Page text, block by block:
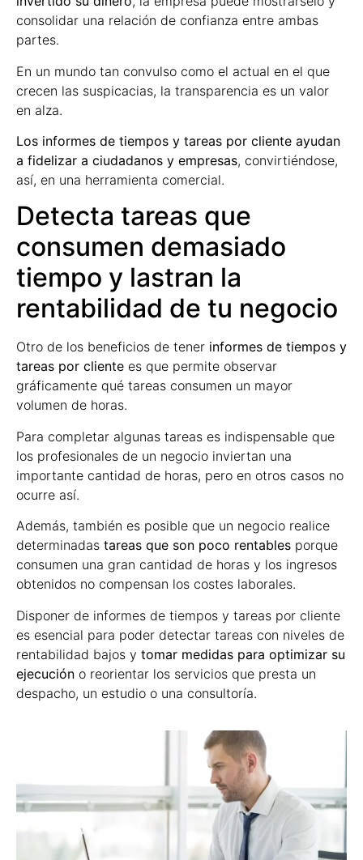
consolidar una relación de confianza entre ambas
partes.
En un mundo tan convulso como el actual en el que
crecen las suspicacias, la transparencia es un valor
en alza.
Los informes de tiempos y tareas por cliente ayudan
a fidelizar a ciudadanos y empresas, convirtiéndose,
así, en una herramienta comercial.
Detecta tareas que
consumen demasiado
tiempo y lastran la
rentabilidad de tu negocio
Otro de los beneficios de tener informes de tiempos y
tareas por cliente es que permite observar
gráficamente qué tareas consumen un mayor
volumen de horas.
Para completar algunas tareas es indispensable que
los profesionales de un negocio inviertan una
importante cantidad de horas, pero en otros casos no
ocurre así.
Además, también es posible que un negocio realice
determinadas tareas que son poco rentables porque
consumen una gran cantidad de horas y los ingresos
obtenidos no compensan los costes laborales.
Disponer de informes de tiempos y tareas por cliente
es esencial para poder detectar tareas con niveles de
rentabilidad bajos y tomar medidas para optimizar su
ejecución o reorientar los servicios que presta un
despacho, un estudio o una consultoría.